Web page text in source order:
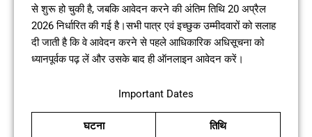
से शुरू हो चुकी है, जबकि आवेदन करने की अंतिम तिथि 20 अप्रैल
2026 निर्धारित की गई है।सभी पात्र एवं इच्छुक उम्मीदवारों को सलाह
दी जाती है कि वे आवेदन करने से पहले आधिकारिक अधिसूचना को
ध्यानपूर्वक पढ़ लें और उसके बाद ही ऑनलाइन आवेदन करें।
Important Dates
घटना तिथि